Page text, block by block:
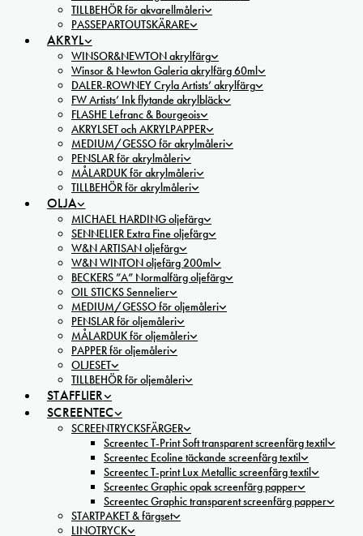
TILLBEHÖR för akvarellmåleri
PASSEPARTOUTSKÄRARE
AKRYL
WINSOR&NEWTON akrylfärg
Winsor & Newton Galeria akrylfärg 60ml
DALER-ROWNEY Cryla Artists’ akrylfärg
FW Artists’ Ink flytande akrylbläck
FLASHE Lefranc & Bourgeois
AKRYLSET och AKRYLPAPPER
MEDIUM/GESSO för akrylmåleri
PENSLAR för akrylmåleri
MÅLARDUK för akrylmåleri
TILLBEHÖR för akrylmåleri
OLJA
MICHAEL HARDING oljefärg
SENNELIER Extra Fine oljefärg
W&N ARTISAN oljefärg
W&N WINTON oljefärg 200ml
BECKERS ”A” Normalfärg oljefärg
OIL STICKS Sennelier
MEDIUM/GESSO för oljemåleri
PENSLAR för oljemåleri
MÅLARDUK för oljemåleri
PAPPER för oljemåleri
OLJESET
TILLBEHÖR för oljemåleri
STAFFLIER
SCREENTEC
SCREENTRYCKSFÄRGER
Screentec T-Print Soft transparent screenfärg textil
Screentec Ecoline täckande screenfärg textil
Screentec T-print Lux Metallic screenfärg textil
Screentec Graphic opak screenfärg papper
Screentec Graphic transparent screenfärg papper
STARTPAKET & färgset
LINOTRYCK